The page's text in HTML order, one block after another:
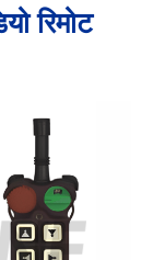
रिमोट